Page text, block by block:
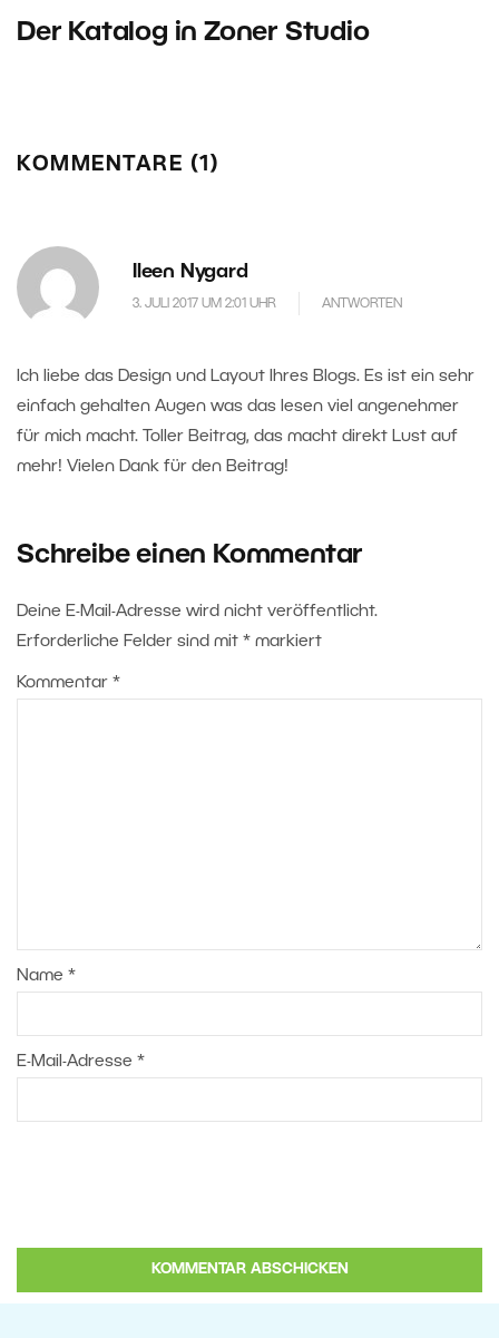
Der Katalog in Zoner Studio
KOMMENTARE (1)
Ileen Nygard
3. JULI 2017 UM 2:01 UHR ANTWORTEN
Ich liebe das Design und Layout Ihres Blogs. Es ist ein sehr
einfach gehalten Augen was das lesen viel angenehmer
für mich macht. Toller Beitrag, das macht direkt Lust auf
mehr! Vielen Dank für den Beitrag!
Schreibe einen Kommentar
Deine E-Mail-Adresse wird nicht veröffentlicht.
Erforderliche Felder sind mit * markiert
Kommentar *
Name *
E-Mail-Adresse *